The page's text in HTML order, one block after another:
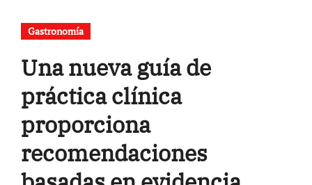
Gastronomía
Una nueva guía de
práctica clínica
proporciona
recomendaciones